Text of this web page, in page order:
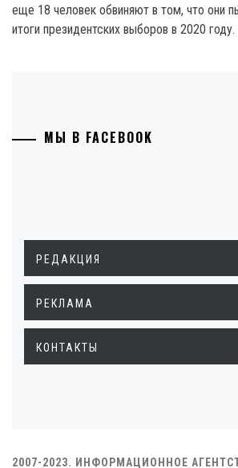
еще 18 человек обвиняют в том, что они
итоги президентских выборов в 2020 году.
МЫ В FACEBOOK
РЕДАКЦИЯ
РЕКЛАМА
КОНТАКТЫ
2007-2023. ИНФОРМАЦИОННОЕ